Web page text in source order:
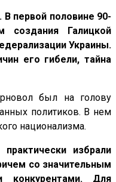
В первой половине 90-
Галицкой
Украины.
его гибели, тайна
был на голову
политиков. В нем
национализма.
избрали
со значительным
конкурентами. Для